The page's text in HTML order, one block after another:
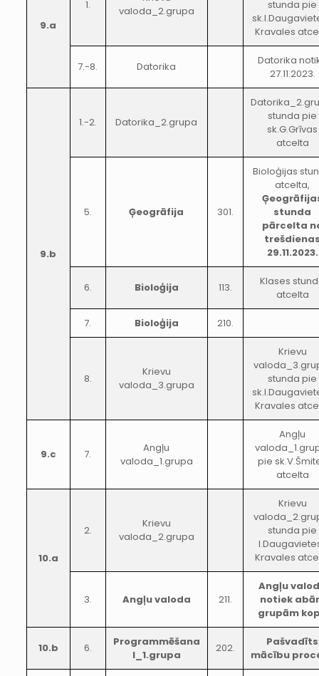
9.a
1.
valoda_2.grupa
stunda pie
Kravales
7.-8. Datorika
Datorika
27.11.2023.
9.b
1.-2. Datorika_2.grupa
stunda pie
sk.G.Grīvas
atcelta
5. Ģeogrāfija 301.
Bioloģijas
atcelta,
stunda
pārcelta
29.11.2023.
6. Bioloģija 113.
Klases
atcelta
7. Bioloģija 210.
8.
Krievu
valoda_3.grupa
Krievu
stunda pie
Kravales
9.c 7.
Angļu
valoda_1.grupa
Angļu
pie
atcelta
10.a
2.
Krievu
valoda_2.grupa
Krievu
stunda pie
Kravales
3. Angļu valoda 211.
Angļu
notiek
grupām
10.b 6.
Programmēšana
I_1.grupa
202.
Pašvadīts
mācību